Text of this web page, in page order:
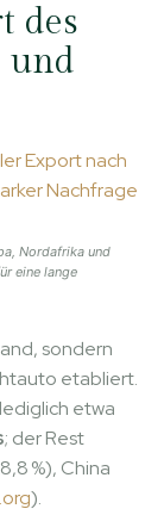
des
und
Nordafrika und
eine lange
sondern
etabliert.
etwa
; der Rest
%), China
).